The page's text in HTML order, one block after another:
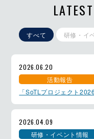
すべて 研修・イ
2026.06.20
活動報告
「SoTLプロジェクト
2026.04.09
研修・イベント情報